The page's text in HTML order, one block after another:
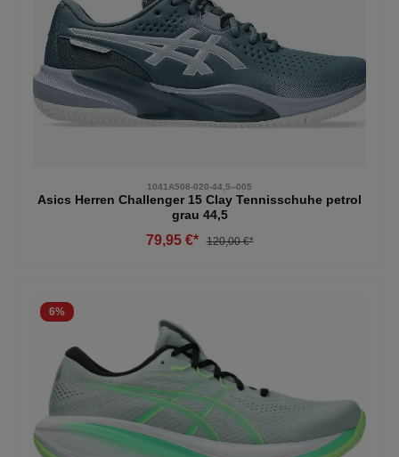
1041A508-020-44,5--005
Asics Herren Challenger 15 Clay Tennisschuhe petrol
grau 44,5
79,95 €* 120,00 €*
6%